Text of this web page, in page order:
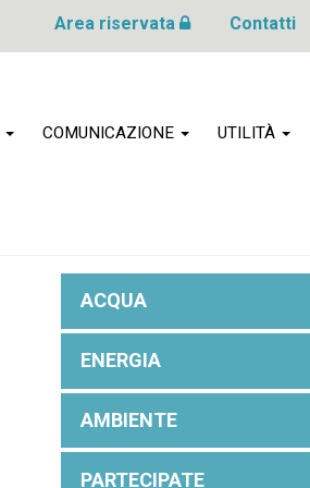
Area riservata Contatti
COMUNICAZIONE UTILITÀ
ACQUA
ENERGIA
AMBIENTE
PARTECIPATE